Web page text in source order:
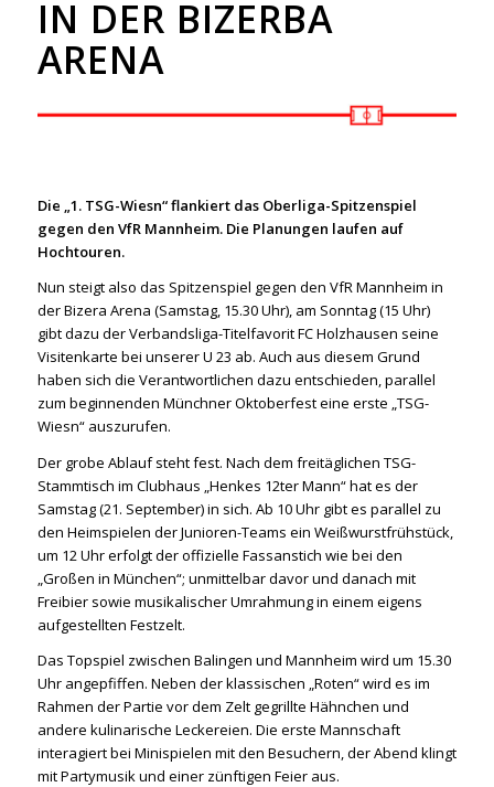
IN DER BIZERBA
ARENA
Die „1. TSG-Wiesn“ flankiert das Oberliga-Spitzenspiel
gegen den VfR Mannheim. Die Planungen laufen auf
Hochtouren.
Nun steigt also das Spitzenspiel gegen den VfR Mannheim in
der Bizera Arena (Samstag, 15.30 Uhr), am Sonntag (15 Uhr)
gibt dazu der Verbandsliga-Titelfavorit FC Holzhausen seine
Visitenkarte bei unserer U 23 ab. Auch aus diesem Grund
haben sich die Verantwortlichen dazu entschieden, parallel
zum beginnenden Münchner Oktoberfest eine erste „TSG-
Wiesn“ auszurufen.
Der grobe Ablauf steht fest. Nach dem freitäglichen TSG-
Stammtisch im Clubhaus „Henkes 12ter Mann“ hat es der
Samstag (21. September) in sich. Ab 10 Uhr gibt es parallel zu
den Heimspielen der Junioren-Teams ein Weißwurstfrühstück,
um 12 Uhr erfolgt der offizielle Fassanstich wie bei den
„Großen in München“; unmittelbar davor und danach mit
Freibier sowie musikalischer Umrahmung in einem eigens
aufgestellten Festzelt.
Das Topspiel zwischen Balingen und Mannheim wird um 15.30
Uhr angepfiffen. Neben der klassischen „Roten“ wird es im
Rahmen der Partie vor dem Zelt gegrillte Hähnchen und
andere kulinarische Leckereien. Die erste Mannschaft
interagiert bei Minispielen mit den Besuchern, der Abend klingt
mit Partymusik und einer zünftigen Feier aus.